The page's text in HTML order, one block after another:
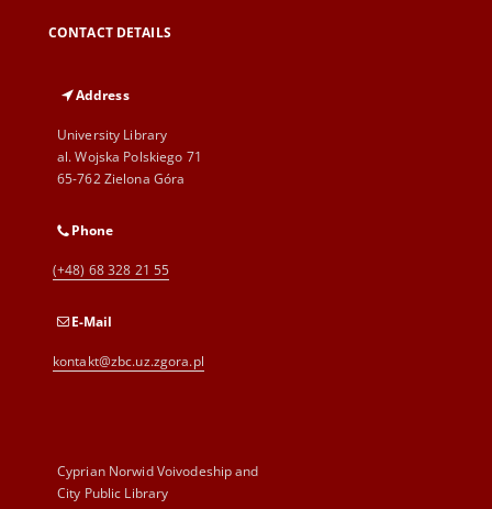
CONTACT DETAILS
Address
University Library
al. Wojska Polskiego 71
65-762 Zielona Góra
Phone
(+48) 68 328 21 55
E-Mail
kontakt@zbc.uz.zgora.pl
Cyprian Norwid Voivodeship and
City Public Library